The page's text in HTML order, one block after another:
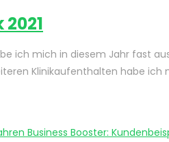
ich mich in diesem Jahr fast
Klinikaufenthalten habe ich